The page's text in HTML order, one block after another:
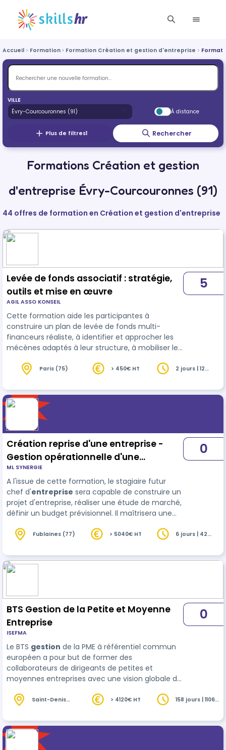
Accueil Formation Formation Création et gestion d'entreprise
VILLE
À distance
Plus de filtres1 Rechercher
Formations Création et gestion
d'entreprise Évry-Courcouronnes (91)
44 offres de formation en Création et gestion d'entreprise
Levée de fonds associatif : stratégie,
outils et mise en œuvre
AGIL ASSO KONSEIL
Cette formation aide les participantes à
construire un plan de levée de fonds multi-
financeurs réaliste, à identifier et approcher les
mécènes adaptés à leur structure, à mobiliser les
à piloter leurs demandes dans la durée.
5
Paris (75) > 450€ HT
2 jours | 12
Création reprise d'une entreprise -
Gestion opérationnelle d'une
entreprise
ML SYNERGIE
A l'issue de cette formation, le stagiaire futur
chef d'entreprise sera capable de construire un
projet d'entreprise, réaliser une étude de marché,
définir un budget prévisionnel. Il maîtrisera une
permettant de rentabiliser, dynamiser et
0
Fublaines (77) > 5040€ HT
6 jours | 42
BTS Gestion de la Petite et Moyenne
Entreprise
ISEFMA
Le BTS gestion de la PME à référentiel commun
européen a pour but de former des
collaborateurs de dirigeants de petites et
moyennes entreprises avec une vision globale de
économique. L'assistant(e) de gestion devra être
0
Saint-Denis
> 4120€ HT
158 jours | 1106